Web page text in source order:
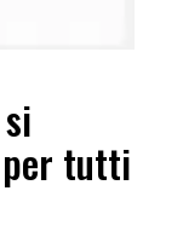
per tutti